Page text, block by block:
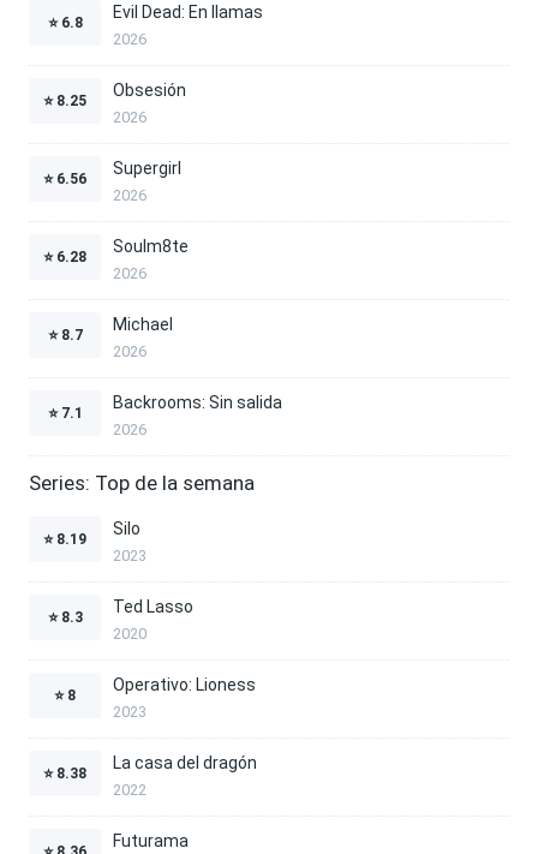
⭐ 6.8
Evil Dead: En llamas
2026
⭐ 8.25
Obsesión
2026
⭐ 6.56
Supergirl
2026
⭐ 6.28
Soulm8te
2026
⭐ 8.7
Michael
2026
⭐ 7.1
Backrooms: Sin salida
2026
Series: Top de la semana
⭐ 8.19
Silo
2023
⭐ 8.3
Ted Lasso
2020
⭐ 8
Operativo: Lioness
2023
⭐ 8.38
La casa del dragón
2022
Futurama